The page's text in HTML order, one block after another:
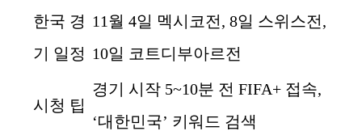
한국 경
기 일정
11월 4일 멕시코전, 8일 스위스전,
10일 코트디부아르전
시청 팁
경기 시작 5~10분 전 FIFA+ 접속,
‘대한민국’ 키워드 검색